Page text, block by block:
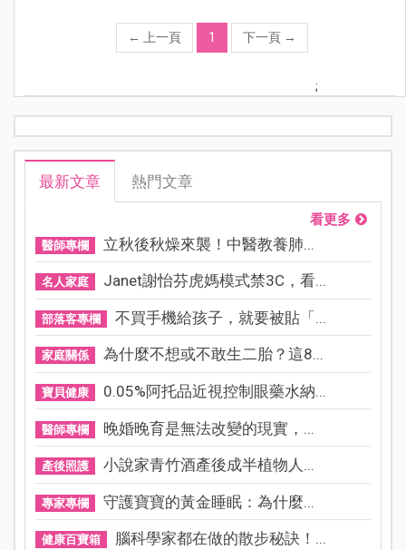
← 上一頁 1 下一頁 →
;
最新文章 熱門文章
看更多
醫師專欄 立秋後秋燥來襲！中醫教養肺...
名人家庭 Janet謝怡芬虎媽模式禁3C，看...
部落客專欄 不買手機給孩子，就要被貼「...
家庭關係 為什麼不想或不敢生二胎？這8...
寶貝健康 0.05%阿托品近視控制眼藥水納...
醫師專欄 晚婚晚育是無法改變的現實，...
產後照護 小說家青竹酒產後成半植物人...
專家專欄 守護寶寶的黃金睡眠：為什麼...
健康百寶箱 腦科學家都在做的散步秘訣！...